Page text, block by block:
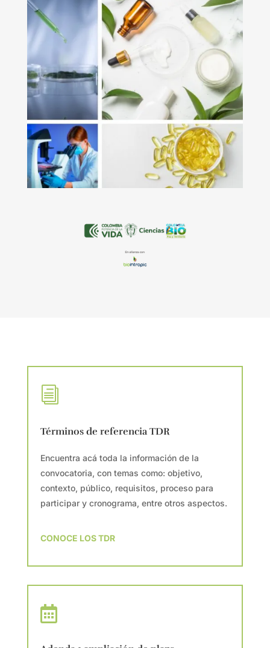
i
Términos de referencia TDR
Encuentra acá toda la información de la
convocatoria, con temas como: objetivo,
contexto, público, requisitos, proceso para
participar y cronograma, entre otros aspectos.
CONOCE LOS TDR
